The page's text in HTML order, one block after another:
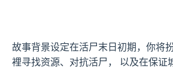
故事背景设定在活尸末日初期，你将
裡寻找资源、对抗活尸， 以及在保证